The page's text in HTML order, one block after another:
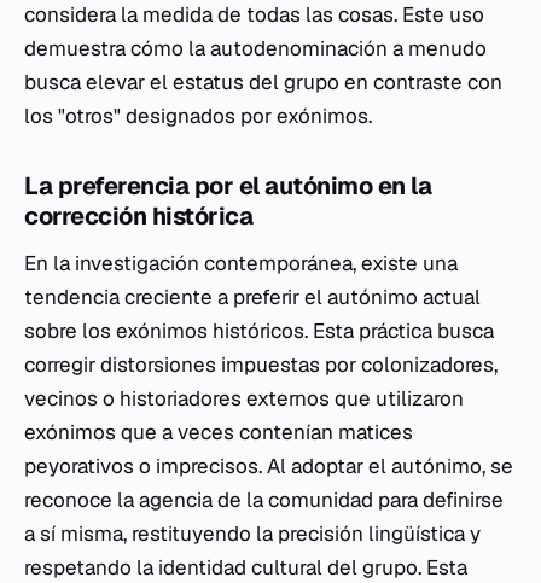
considera la medida de todas las cosas. Este uso
demuestra cómo la autodenominación a menudo
busca elevar el estatus del grupo en contraste con
los "otros" designados por exónimos.
La preferencia por el autónimo en la
corrección histórica
En la investigación contemporánea, existe una
tendencia creciente a preferir el autónimo actual
sobre los exónimos históricos. Esta práctica busca
corregir distorsiones impuestas por colonizadores,
vecinos o historiadores externos que utilizaron
exónimos que a veces contenían matices
peyorativos o imprecisos. Al adoptar el autónimo, se
reconoce la agencia de la comunidad para definirse
a sí misma, restituyendo la precisión lingüística y
respetando la identidad cultural del grupo. Esta